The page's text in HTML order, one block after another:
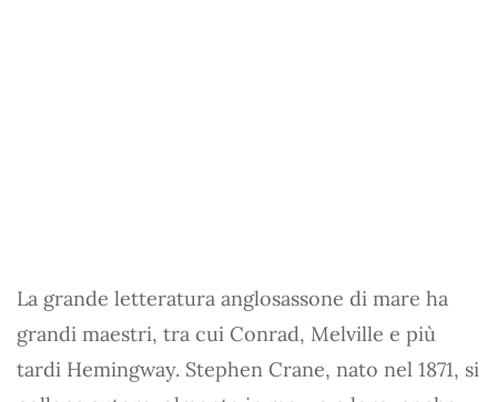
La grande letteratura anglosassone di mare ha
grandi maestri, tra cui Conrad, Melville e più
tardi Hemingway. Stephen Crane, nato nel 1871, si